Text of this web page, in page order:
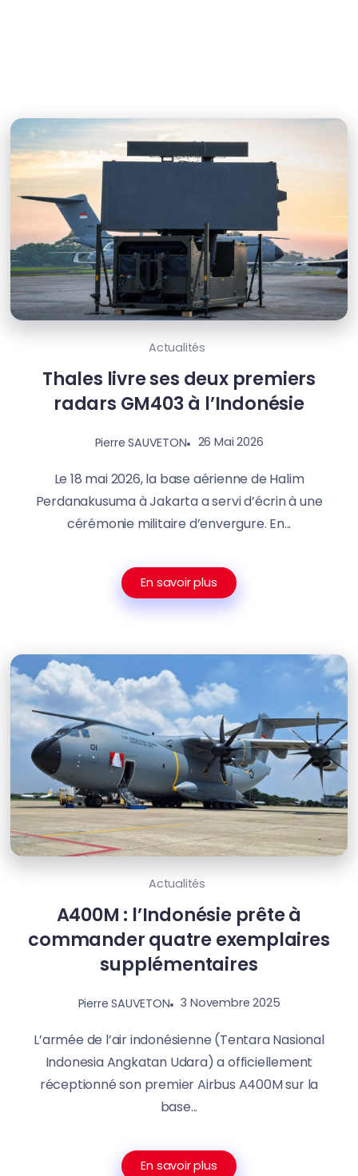
Actualités
Thales livre ses deux premiers
radars GM403 à l’Indonésie
Pierre SAUVETON 26 Mai 2026
Le 18 mai 2026, la base aérienne de Halim
Perdanakusuma à Jakarta a servi d’écrin à une
cérémonie militaire d’envergure. En...
En savoir plus
Actualités
A400M : l’Indonésie prête à
commander quatre exemplaires
supplémentaires
Pierre SAUVETON 3 Novembre 2025
L’armée de l’air indonésienne (Tentara Nasional
Indonesia Angkatan Udara) a officiellement
réceptionné son premier Airbus A400M sur la
base...
En savoir plus